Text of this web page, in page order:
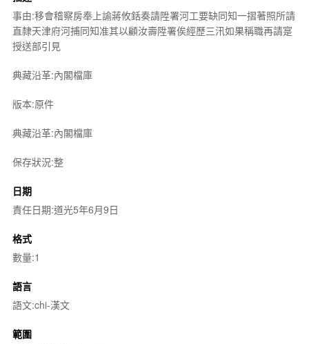
事由:移會稽察房奉上諭蔣攸銛奏請陞署河工要缺同知一摺著照所請
直隸天津府河捕同知准其以顧汝壽陞署俟經歷三汛如果稱職再請寔
授送部引見
典藏沿革:內閣檔庫
版本:原件
典藏沿革:內閣檔庫
保存狀況:整
日期
責任日期:道光5年6月9日
格式
數量:1
語言
語文:chi-漢文
範圍